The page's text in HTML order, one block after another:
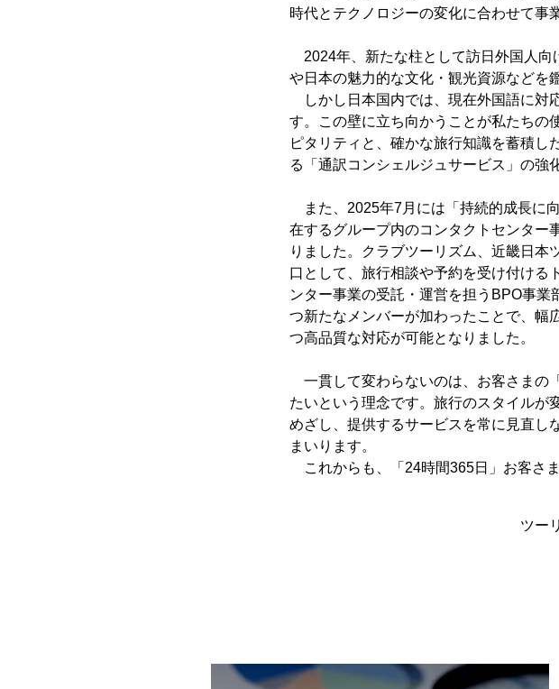
時代とテクノロジーの変化に合わせて事
2024年、新たな柱として訪日外国人向
や日本の魅力的な文化・観光資源などを
しかし日本国内では、現在外国語に対
す。この壁に立ち向かうことが私たちの
ピタリティと、確かな旅行知識を蓄積
る「通訳コンシェルジュサービス」の強
また、2025年7月には「持続的成長に
在するグループ内のコンタクトセンター
りました。クラブツーリズム、近畿日本
口として、旅行相談や予約を受け付ける
ンター事業の受託・運営を担うBPO事
つ新たなメンバーが加わったことで、幅
つ高品質な対応が可能となりました。
一貫して変わらないのは、お客さまの
たいという理念です。旅行のスタイルが
めざし、提供するサービスを常に見直し
まいります。
これからも、「24時間365日」お客さ
ツー